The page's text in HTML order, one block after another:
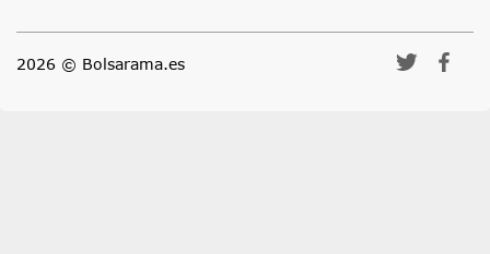
2026 © Bolsarama.es